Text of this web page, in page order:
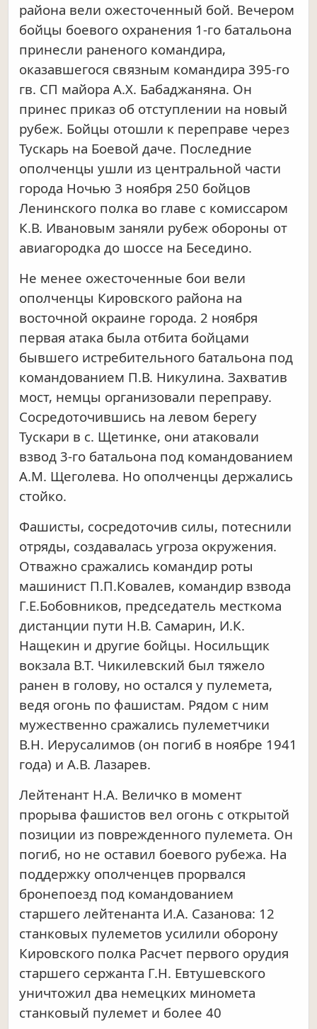
района вели ожесточенный бой. Вечером
бойцы боевого охранения 1-го батальона
принесли раненого командира,
оказавшегося связным командира 395-го
гв. СП майора А.X. Бабаджаняна. Он
принес приказ об отступлении на новый
рубеж. Бойцы отошли к переправе через
Тускарь на Боевой даче. Последние
ополченцы ушли из центральной части
города Ночью 3 ноября 250 бойцов
Ленинского полка во главе с комиссаром
К.В. Ивановым заняли рубеж обороны от
авиагородка до шоссе на Беседино.
Не менее ожесточенные бои вели
ополченцы Кировского района на
восточной окраине города. 2 ноября
первая атака была отбита бойцами
бывшего истребительного батальона под
командованием П.В. Никулина. Захватив
мост, немцы организовали переправу.
Сосредоточившись на левом берегу
Тускари в с. Щетинке, они атаковали
взвод 3-го батальона под командованием
А.М. Щеголева. Но ополченцы держались
стойко.
Фашисты, сосредоточив силы, потеснили
отряды, создавалась угроза окружения.
Отважно сражались командир роты
машинист П.П.Ковалев, командир взвода
Г.Е.Бобовников, председатель месткома
дистанции пути Н.В. Самарин, И.К.
Нащекин и другие бойцы. Носильщик
вокзала В.Т. Чикилевский был тяжело
ранен в голову, но остался у пулемета,
ведя огонь по фашистам. Рядом с ним
мужественно сражались пулеметчики
В.Н. Иерусалимов (он погиб в ноябре 1941
года) и А.В. Лазарев.
Лейтенант Н.А. Величко в момент
прорыва фашистов вел огонь с открытой
позиции из поврежденного пулемета. Он
погиб, но не оставил боевого рубежа. На
поддержку ополченцев прорвался
бронепоезд под командованием
старшего лейтенанта И.А. Сазанова: 12
станковых пулеметов усилили оборону
Кировского полка Расчет первого орудия
старшего сержанта Г.Н. Евтушевского
уничтожил два немецких миномета
станковый пулемет и более 40